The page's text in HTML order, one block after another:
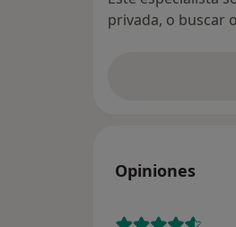
privada, o buscar
Opiniones